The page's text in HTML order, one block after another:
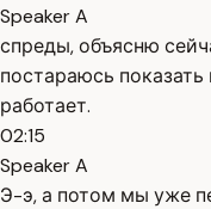
Speaker A
спреды, объясню
постараюсь
работает.
02:15
Speaker A
Э-э, а потом мы уже